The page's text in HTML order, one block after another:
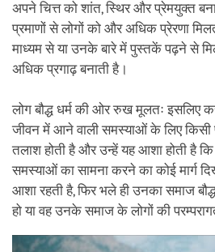
अपने चित्त को शांत, स्थिर और प्रेमयुक्त
प्रमाणों से लोगों को और अधिक प्रेरणा
माध्यम से या उनके बारे में पुस्तकें पढ़ने से
अधिक प्रगाढ़ बनाती है।
लोग बौद्ध धर्म की ओर रुख मूलतः इसलिए
जीवन में आने वाली समस्याओं के लिए किसी
तलाश होती है और उन्हें यह आशा होती है कि
समस्याओं का सामना करने का कोई मार्ग
आशा रहती है, फिर भले ही उनका समाज
हो या वह उनके समाज के लोगों की